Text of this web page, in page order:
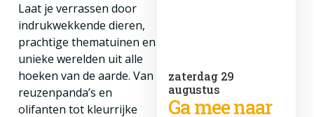
Laat je verrassen door
indrukwekkende dieren,
prachtige thematuinen en
unieke werelden uit alle
hoeken van de aarde. Van
reuzenpanda’s en
olifanten tot kleurrijke
zaterdag 29
augustus
Ga mee naar